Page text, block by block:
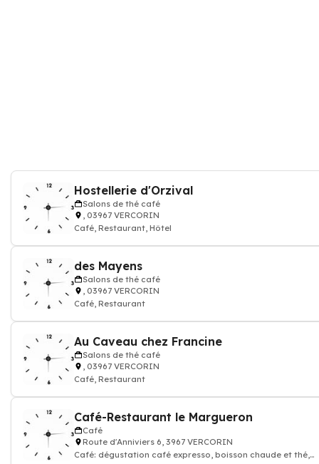
Hostellerie d'Orzival
Salons de thé café
, 03967 VERCORIN
Café, Restaurant, Hôtel
des Mayens
Salons de thé café
, 03967 VERCORIN
Café, Restaurant
Au Caveau chez Francine
Salons de thé café
, 03967 VERCORIN
Café, Restaurant
Café-Restaurant le Margueron
Café
Route d'Anniviers 6, 3967 VERCORIN
Café: dégustation café expresso, boisson chaude et thé,